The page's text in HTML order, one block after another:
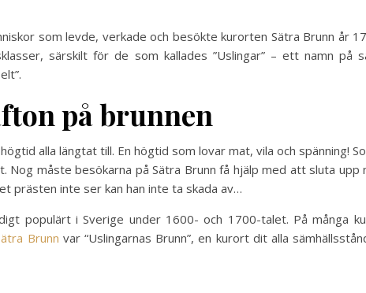
som levde, verkade och besökte kurorten Sätra Brunn år
särskilt för de som kallades ”Uslingar” – ett namn på
på brunnen
alla längtat till. En högtid som lovar mat, vila och spänning!
Nog måste besökarna på Sätra Brunn få hjälp med att sluta upp
prästen inte ser kan han inte ta skada av…
populärt i Sverige under 1600- och 1700-talet. På många
Brunn var “Uslingarnas Brunn”, en kurort dit alla